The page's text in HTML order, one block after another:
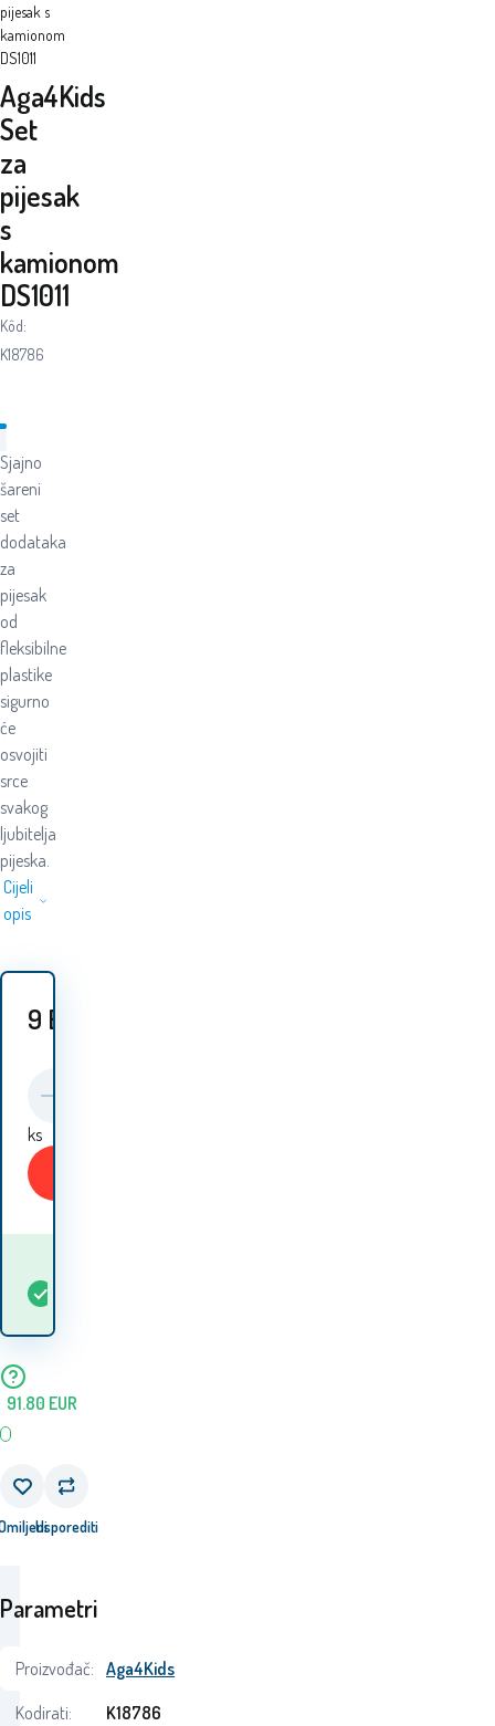
pijesak s
kamionom
DS1011
Aga4Kids
Set
za
pijesak
s
kamionom
DS1011
Kôd:
K18786
Sjajno
šareni
set
dodataka
za
pijesak
od
fleksibilne
plastike
sigurno
će
osvojiti
srce
svakog
ljubitelja
pijeska.
Cijeli
opis
9 EUR
ks
91.80 EUR
Usporediti
Parametri
Proizvođač: Aga4Kids
Kodirati:
K18786